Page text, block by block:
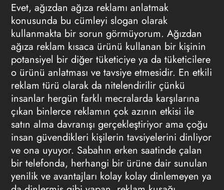
Evet, ağızdan ağıza reklamı anlatmak
konusunda bu cümleyi slogan olarak
kullanmakta bir sorun görmüyorum. Ağızdan
ağıza reklam kısaca ürünü kullanan bir kişinin
potansiyel bir diğer tüketiciye ya da tüketicilere
o ürünü anlatması ve tavsiye etmesidir. En etkili
reklam türü olarak da nitelendirilir çünkü
insanlar hergün farklı mecralarda karşılarına
çıkan binlerce reklamın çok azının etkisi ile
satın alma davranışı gerçekleştiriyor ama çoğu
insan güvendikleri kişilerin tavsiyelerini dinliyor
ve ona uyuyor. Sabahın erken saatinde çalan
bir telefonda, herhangi bir ürüne dair sunulan
yenilik ve avantajları kolay kolay dinlemeyen ya